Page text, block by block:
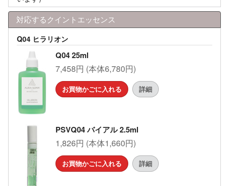
対応するクイントエッセンス
Q04 ヒラリオン
Q04 25ml
7,458円 (本体6,780円)
お買物かごに入れる 詳細
PSVQ04 バイアル 2.5ml
1,826円 (本体1,660円)
お買物かごに入れる 詳細